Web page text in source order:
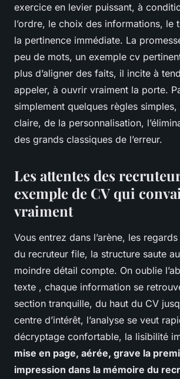
exercice en levier puissant, à
l’ordre, le choix des informations, le
la pertinence immédiate. La
peu de mots, un exemple cv
plus d’aligner des faits, il incite à
appeler, à ouvrir vraiment la porte.
simplement quelques règles
claire, de la personnalisation,
des grands classiques de l’erreur.
Les attentes des
exemple de CV qui
vraiment
Vous entrez dans l’arène, les
du recruteur file, la structure saute
moindre détail compte. On oublie
texte , chaque information se
section tranquille, du haut du CV
centre d’intérêt, l’analyse se veut
décryptage confortable, la lisibilité
mise en page, aérée, grave la
impression dans la mémoire du